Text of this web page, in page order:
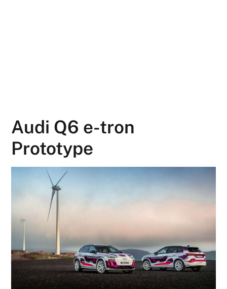
Audi Q6 e-tron
Prototype